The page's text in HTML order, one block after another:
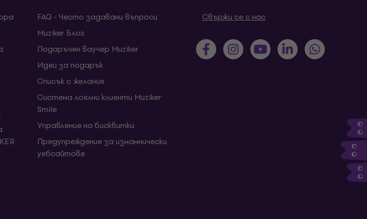
FAQ - Често задавани въпроси
Muziker Блог
Подаръчен ваучер Muziker
Идеи за подарък
Списък с желания
Система лоялни клиенти Muziker
Smile
Управление на бисквитки
Предупреждение за измамнически
уебсайтове
Свържи се с нас